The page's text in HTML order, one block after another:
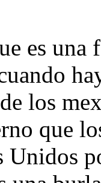
es una
los
que
Unidos